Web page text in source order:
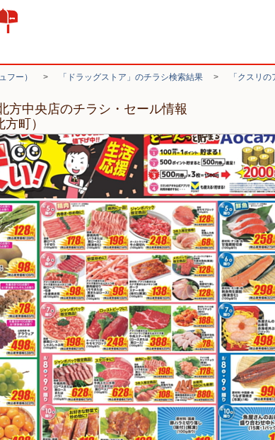
フー） > 「ドラッグストア」のチラシ検索結果 > 「クスリ
方中央店のチラシ・セール情報
町）